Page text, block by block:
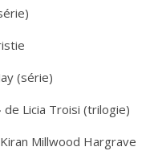
(série)
Licia Troisi (trilogie)
Millwood Hargrave